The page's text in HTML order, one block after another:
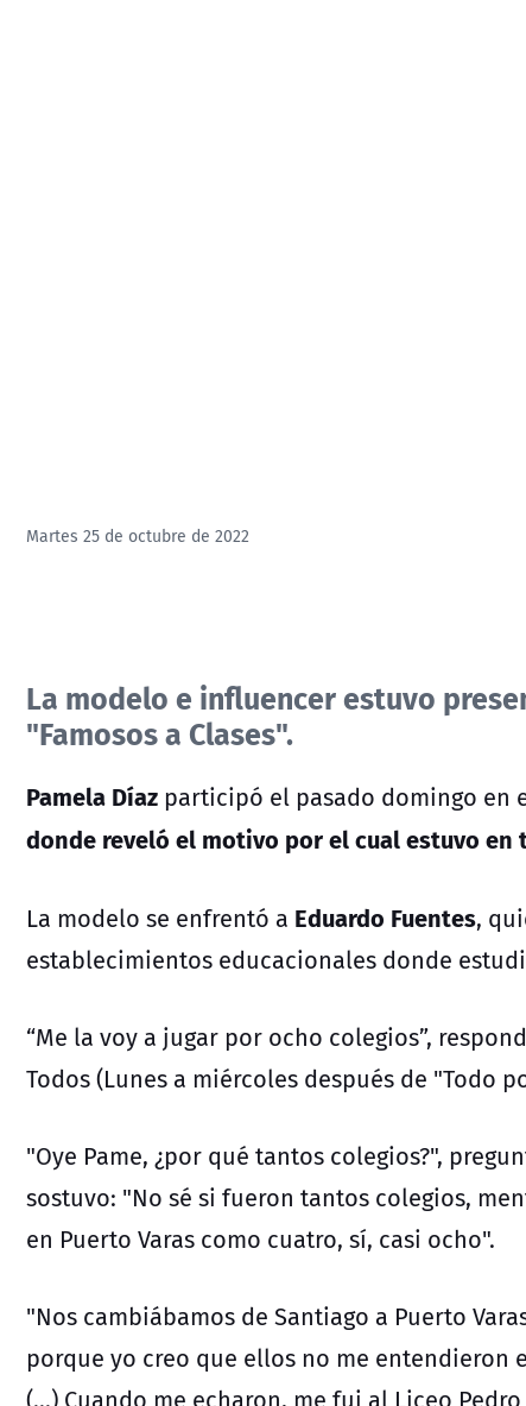
Martes 25 de octubre de 2022
La modelo e influencer estuvo
"Famosos a Clases".
Pamela Díaz participó el pasado domingo en
donde reveló el motivo por el cual estuvo en
La modelo se enfrentó a Eduardo Fuentes,
establecimientos educacionales donde
“Me la voy a jugar por ocho colegios”,
Todos (Lunes a miércoles después de "Todo
"Oye Pame, ¿por qué tantos colegios?",
sostuvo: "No sé si fueron tantos colegios,
en Puerto Varas como cuatro, sí, casi ocho".
"Nos cambiábamos de Santiago a Puerto
porque yo creo que ellos no me entendieron
(...) Cuando me echaron, me fui al Liceo